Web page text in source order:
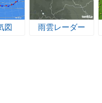
図 雨雲レーダー